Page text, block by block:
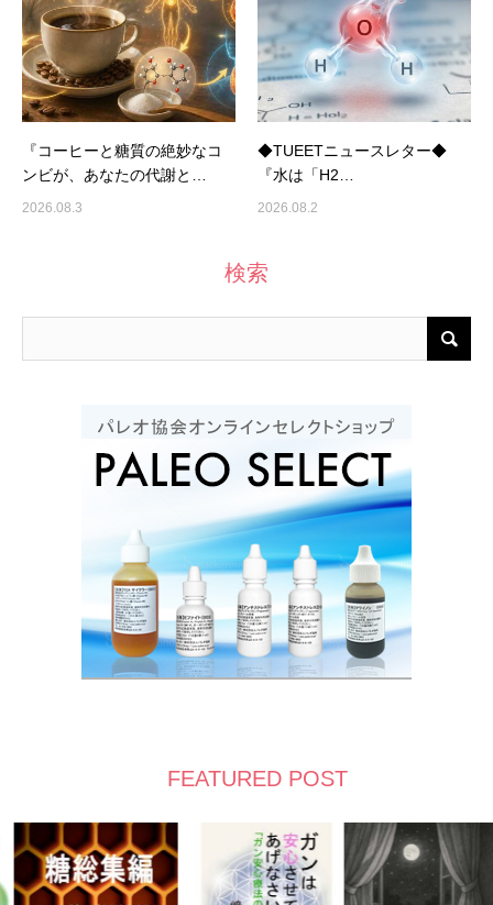
『コーヒーと糖質の絶妙なコ
ンビが、あなたの代謝と…
2026.08.3
◆TUEETニュースレター◆
『水は「H2…
2026.08.2
検索
FEATURED POST